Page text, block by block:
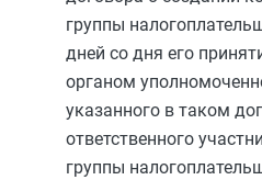
группы
дней со дня его
органом
указанного в таком
ответственного
группы